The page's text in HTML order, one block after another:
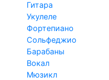
Гитара
Укулеле
Фортепиано
Сольфеджио
Барабаны
Вокал
Мюзикл